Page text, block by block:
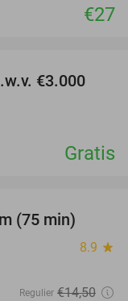
€27
€3.000
Gratis
(75 min)
8.9 star
Regulier €14,50